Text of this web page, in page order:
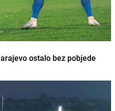
ostalo bez pobjede